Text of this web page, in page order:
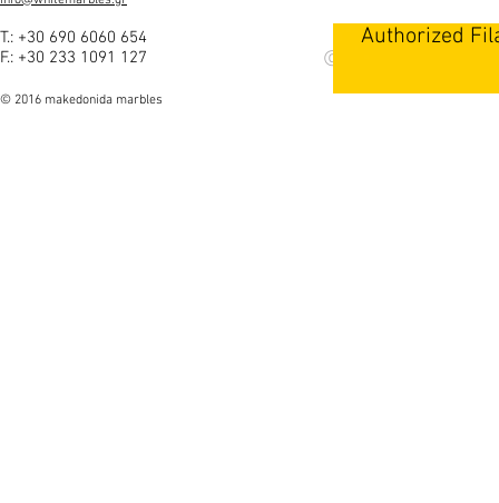
© 2016 makedonida marbles
© Copyright
Authorized
T.: +30 690 6060 654
F.: +30 233 1091 127